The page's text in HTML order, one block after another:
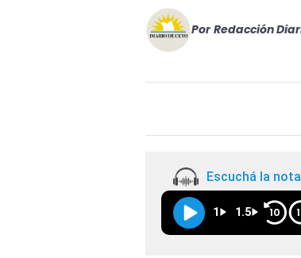
Por Redacción
Escuchá la
1 1.5 10